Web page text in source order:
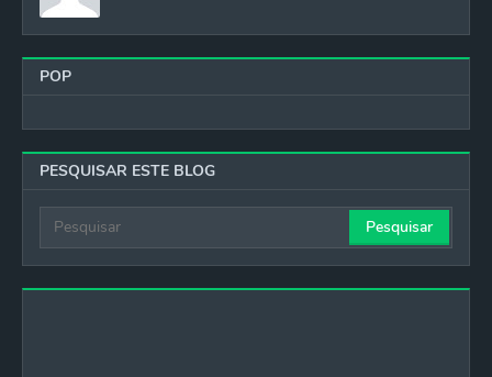
POP
PESQUISAR ESTE BLOG